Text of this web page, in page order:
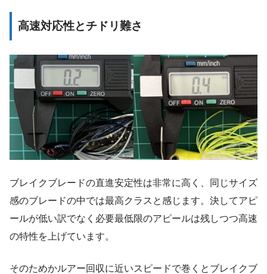
高速対応性とチドリ難さ
ブレイクブレードの直進安定性は非常に高く、同じサイズ
感のブレードの中では最高クラスと感じます。決してアピ
ールが低い訳でなく必要最低限のアピールは残しつつ高速
の特性を上げています。
そのためかルアー回収に近いスピードで巻くとブレイクブ